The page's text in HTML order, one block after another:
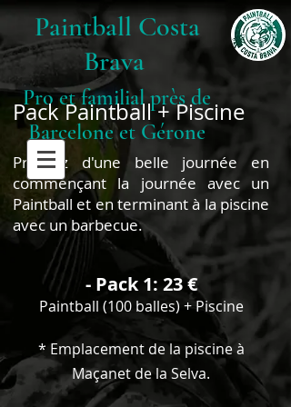
Paintball Costa
Brava
Pro et familial près de
Barcelone et Gérone
Pack Paintball + Piscine
Profitez d'une belle journée en
commençant la journée avec un
Paintball et en terminant à la piscine
avec un barbecue.
- Pack 1: 23 €
Paintball (100 balles) + Piscine
* Emplacement de la piscine à
Maçanet de la Selva.